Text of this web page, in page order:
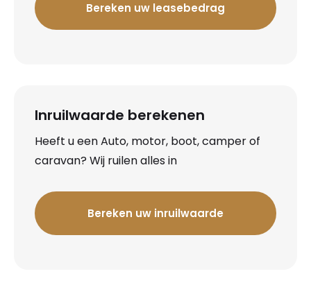
Bereken uw leasebedrag
Inruilwaarde berekenen
Heeft u een Auto, motor, boot, camper of
caravan? Wij ruilen alles in
Bereken uw inruilwaarde